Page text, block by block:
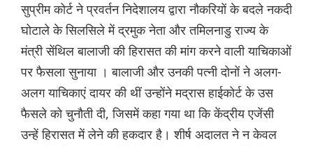
सुप्रीम कोर्ट ने प्रवर्तन निदेशालय द्वारा नौकरियों के बदले नकदी
घोटाले के सिलसिले में द्रमुक नेता और तमिलनाडु राज्य के
मंत्री सेंथिल बालाजी की हिरासत की मांग करने वाली याचिकाओं
पर फैसला सुनाया । बालाजी और उनकी पत्नी दोनों ने अलग-
अलग याचिकाएं दायर की थीं उन्होंने मद्रास हाईकोर्ट के उस
फैसले को चुनौती दी, जिसमें कहा गया था कि केंद्रीय एजेंसी
उन्हें हिरासत में लेने की हकदार है। शीर्ष अदालत ने न केवल